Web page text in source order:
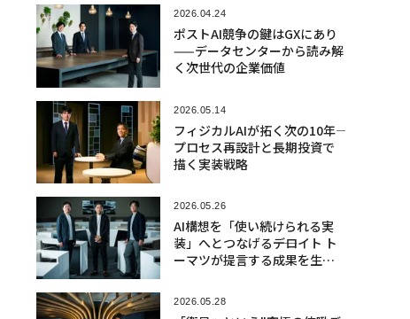
2026.04.24
ポストAI競争の鍵はGXにあり
——データセンターから読み解
く次世代の企業価値
2026.05.14
フィジカルAIが拓く次の10年――
プロセス再設計と長期投資で
描く実装戦略
2026.05.26
AI構想を「使い続けられる実
装」へとつなげる――デロイト ト
ーマツが提言する成果を生む
2026.05.28